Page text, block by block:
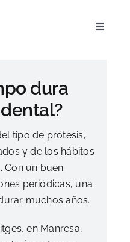
Toggle
dura
tipo de prótesis,
y de los hábitos
Con un buen
periódicas, una
muchos años.
en Manresa,